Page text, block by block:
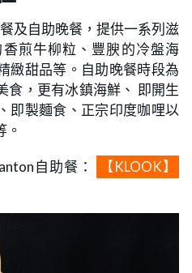
及自助晚餐，提供一系列滋
煎牛柳粒、豐腴的冷盤海
緻甜品等。自助晚餐時段為
食，更有冰鎮海鮮、 即開生
即製麵食、正宗印度咖哩以
自助餐：
【KLOOK】